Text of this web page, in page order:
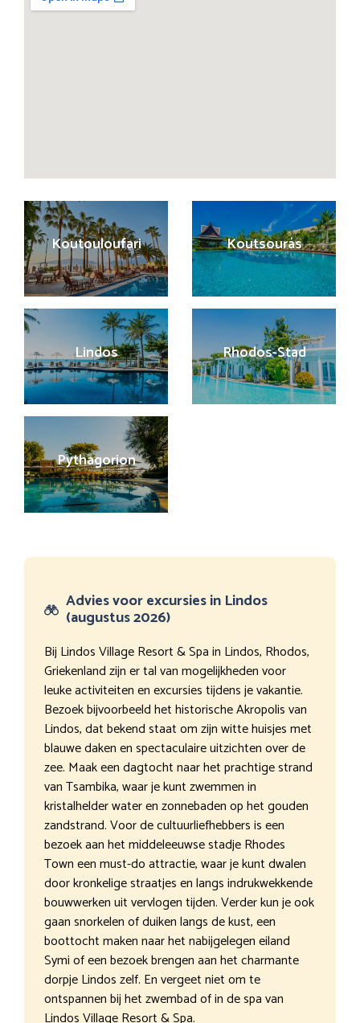
Koutouloufari Koutsourás
Lindos Rhodos-Stad
Pythagorion
Advies voor excursies in Lindos
(augustus 2026)
Bij Lindos Village Resort & Spa in Lindos, Rhodos,
Griekenland zijn er tal van mogelijkheden voor
leuke activiteiten en excursies tijdens je vakantie.
Bezoek bijvoorbeeld het historische Akropolis van
Lindos, dat bekend staat om zijn witte huisjes met
blauwe daken en spectaculaire uitzichten over de
zee. Maak een dagtocht naar het prachtige strand
van Tsambika, waar je kunt zwemmen in
kristalhelder water en zonnebaden op het gouden
zandstrand. Voor de cultuurliefhebbers is een
bezoek aan het middeleeuwse stadje Rhodes
Town een must-do attractie, waar je kunt dwalen
door kronkelige straatjes en langs indrukwekkende
bouwwerken uit vervlogen tijden. Verder kun je ook
gaan snorkelen of duiken langs de kust, een
boottocht maken naar het nabijgelegen eiland
Symi of een bezoek brengen aan het charmante
dorpje Lindos zelf. En vergeet niet om te
ontspannen bij het zwembad of in de spa van
Lindos Village Resort & Spa.